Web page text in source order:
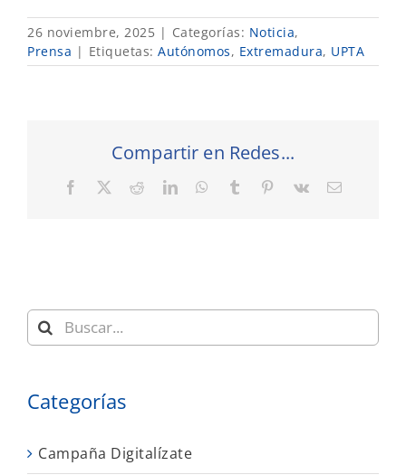
26 noviembre, 2025 | Categorías: Noticia,
Prensa | Etiquetas: Autónomos, Extremadura, UPTA
Compartir en Redes...
Facebook RedditLinkedInWhatsApp
Tumblr Pinterest
Vk
Correo
Buscar:
Categorías
Campaña Digitalízate